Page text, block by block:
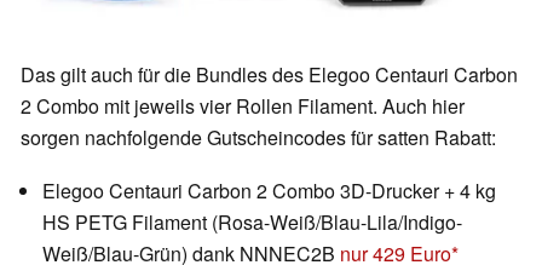
Das gilt auch für die Bundles des Elegoo Centauri Carbon
2 Combo mit jeweils vier Rollen Filament. Auch hier
sorgen nachfolgende Gutscheincodes für satten Rabatt:
Elegoo Centauri Carbon 2 Combo 3D-Drucker + 4 kg
HS PETG Filament (Rosa-Weiß/Blau-Lila/Indigo-
Weiß/Blau-Grün) dank NNNEC2B nur 429 Euro